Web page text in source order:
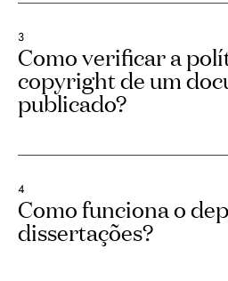
3
Como verificar a
copyright de um
publicado?
4
Como funciona o
dissertações?